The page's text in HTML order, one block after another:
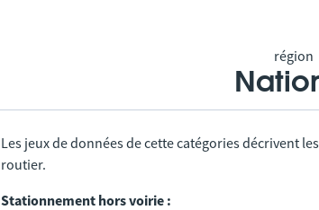
région
Les jeux de données de cette catégories décrivent
routier.
Stationnement hors voirie :